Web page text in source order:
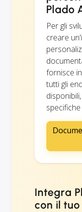
Plado
Per gli
creare
fornisce
tutti gli
Integra
con il